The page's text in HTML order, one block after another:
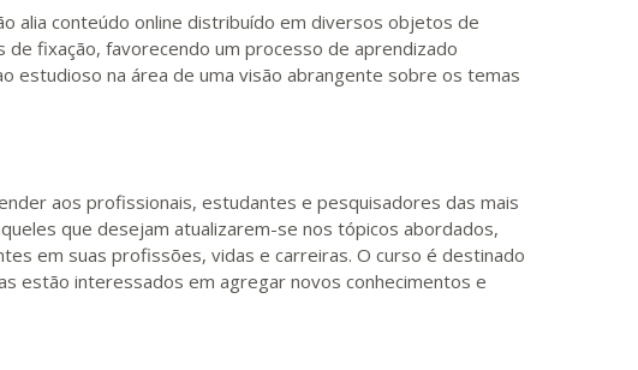
alia conteúdo online distribuído em diversos objetos de
fixação, favorecendo um processo de aprendizado
estudioso na área de uma visão abrangente sobre os temas
aos profissionais, estudantes e pesquisadores das mais
que desejam atualizarem-se nos tópicos abordados,
em suas profissões, vidas e carreiras. O curso é destinado
estão interessados em agregar novos conhecimentos e